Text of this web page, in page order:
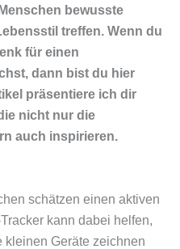
bewusste
treffen. Wenn du
für einen
dann bist du hier
präsentiere ich dir
nicht nur die
auch inspirieren.
schätzen einen aktiven
kann dabei helfen,
kleinen Geräte zeichnen